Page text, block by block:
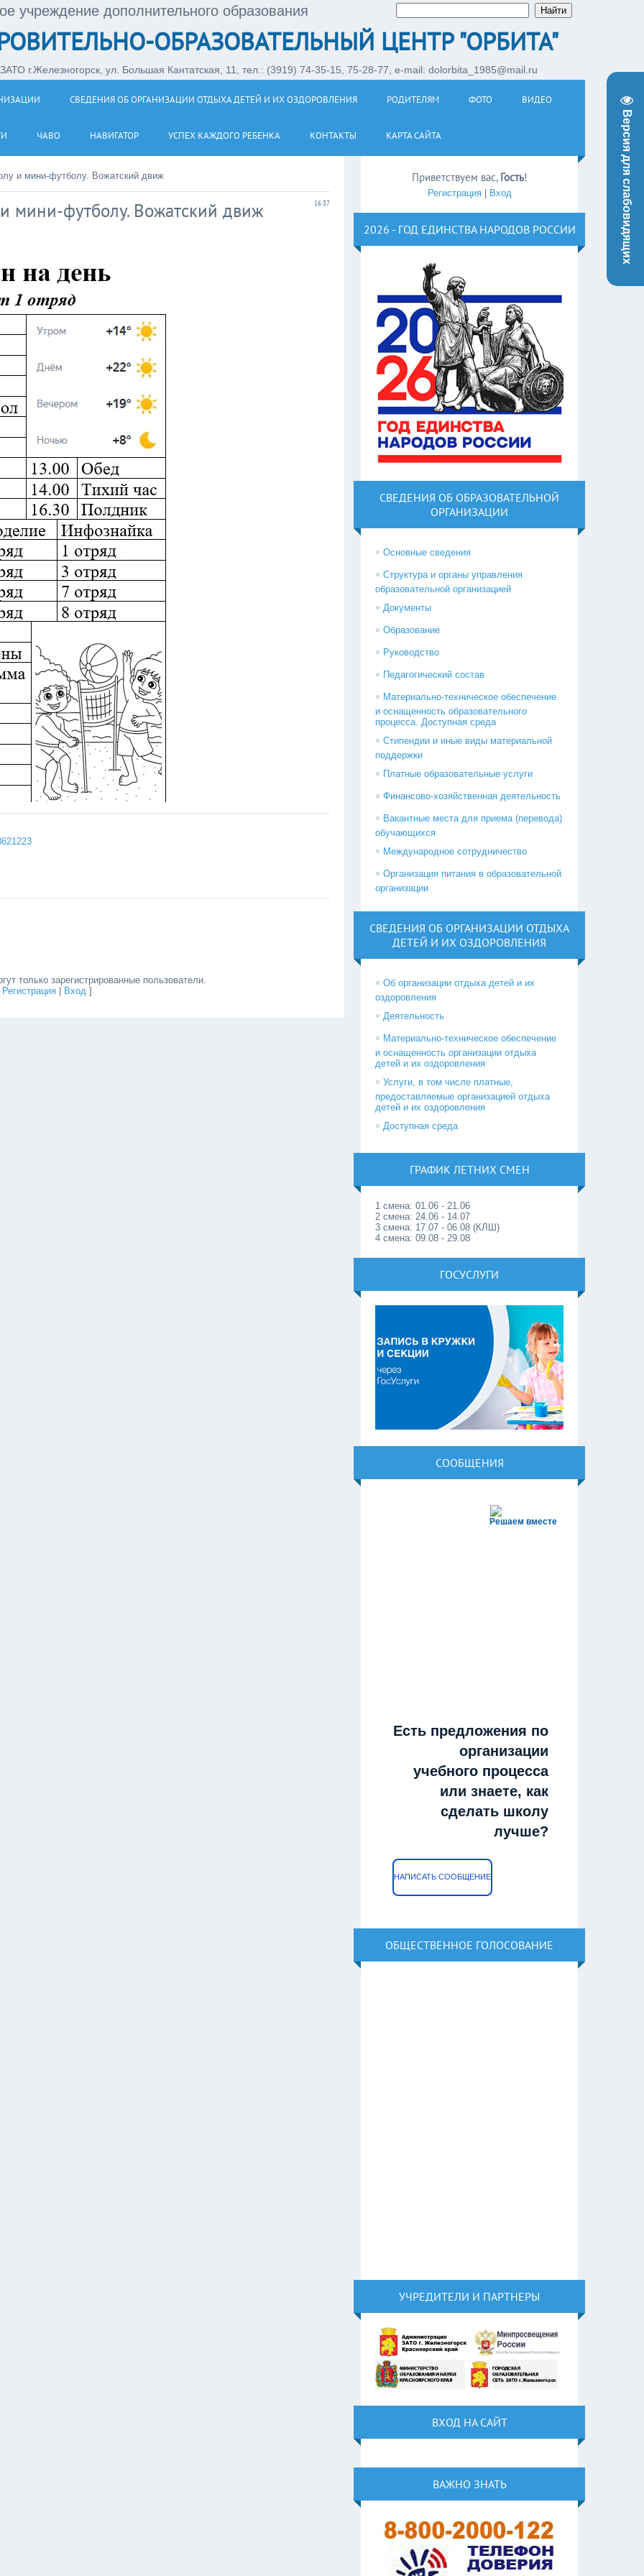
Версия для слабовидящих
учреждение дополнительного образования
ОБРАЗОВАТЕЛЬНЫЙ ЦЕНТР "ОРБИТА"
г.Железногорск, ул. Большая Кантатская, 11, тел.: (3919) 74-35-15, 75-28-77, e-mail: dolorbita_1985@mail.ru
СВЕДЕНИЯ ОБ ОРГАНИЗАЦИИ ОТДЫХА ДЕТЕЙ И ИХ ОЗДОРОВЛЕНИЯ РОДИТЕЛЯМ ФОТО ВИДЕО
ЧАВО НАВИГАТОР УСПЕХ КАЖДОГО РЕБЕНКА КОНТАКТЫ КАРТА САЙТА
и мини-футболу. Вожатский движ
16:37
мини-футболу. Вожатский движ
только зарегистрированные пользователи.
Регистрация Вход ]
Приветствуем вас, Гость!
Регистрация| Вход
2026 - ГОД ЕДИНСТВА НАРОДОВ РОССИИ
СВЕДЕНИЯ ОБ ОБРАЗОВАТЕЛЬНОЙ
ОРГАНИЗАЦИИ
Основные сведения
Структура и органы управления
образовательной организацией
Документы
Образование
Руководство
Педагогический состав
Материально-техническое обеспечение
и оснащенность образовательного
процесса. Доступная среда
Стипендии и иные виды материальной
поддержки
Платные образовательные услуги
Финансово-хозяйственная деятельность
Вакантные места для приема (перевода)
обучающихся
Международное сотрудничество
Организация питания в образовательной
организации
СВЕДЕНИЯ ОБ ОРГАНИЗАЦИИ ОТДЫХА
ДЕТЕЙ И ИХ ОЗДОРОВЛЕНИЯ
Об организации отдыха детей и их
оздоровления
Деятельность
Материально-техническое обеспечение
и оснащенность организации отдыха
детей и их оздоровления
Услуги, в том числе платные,
предоставляемые организацией отдыха
детей и их оздоровления
Доступная среда
ГРАФИК ЛЕТНИХ СМЕН
1 смена: 01.06 - 21.06
2 смена: 24.06 - 14.07
3 смена: 17.07 - 06.08 (КЛШ)
4 смена: 09.08 - 29.08
ГОСУСЛУГИ
СООБЩЕНИЯ
Решаем вместе
Есть предложения по
организации
учебного процесса
или знаете, как
сделать школу
лучше?
НАПИСАТЬ СООБЩЕНИЕ
ОБЩЕСТВЕННОЕ ГОЛОСОВАНИЕ
УЧРЕДИТЕЛИ И ПАРТНЕРЫ
ВХОД НА САЙТ
ВАЖНО ЗНАТЬ